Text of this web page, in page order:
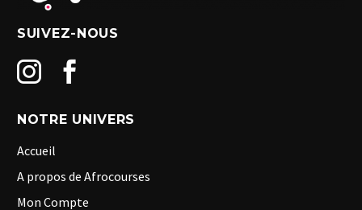
SUIVEZ-NOUS
NOTRE UNIVERS
Accueil
A propos de Afrocourses
Mon Compte